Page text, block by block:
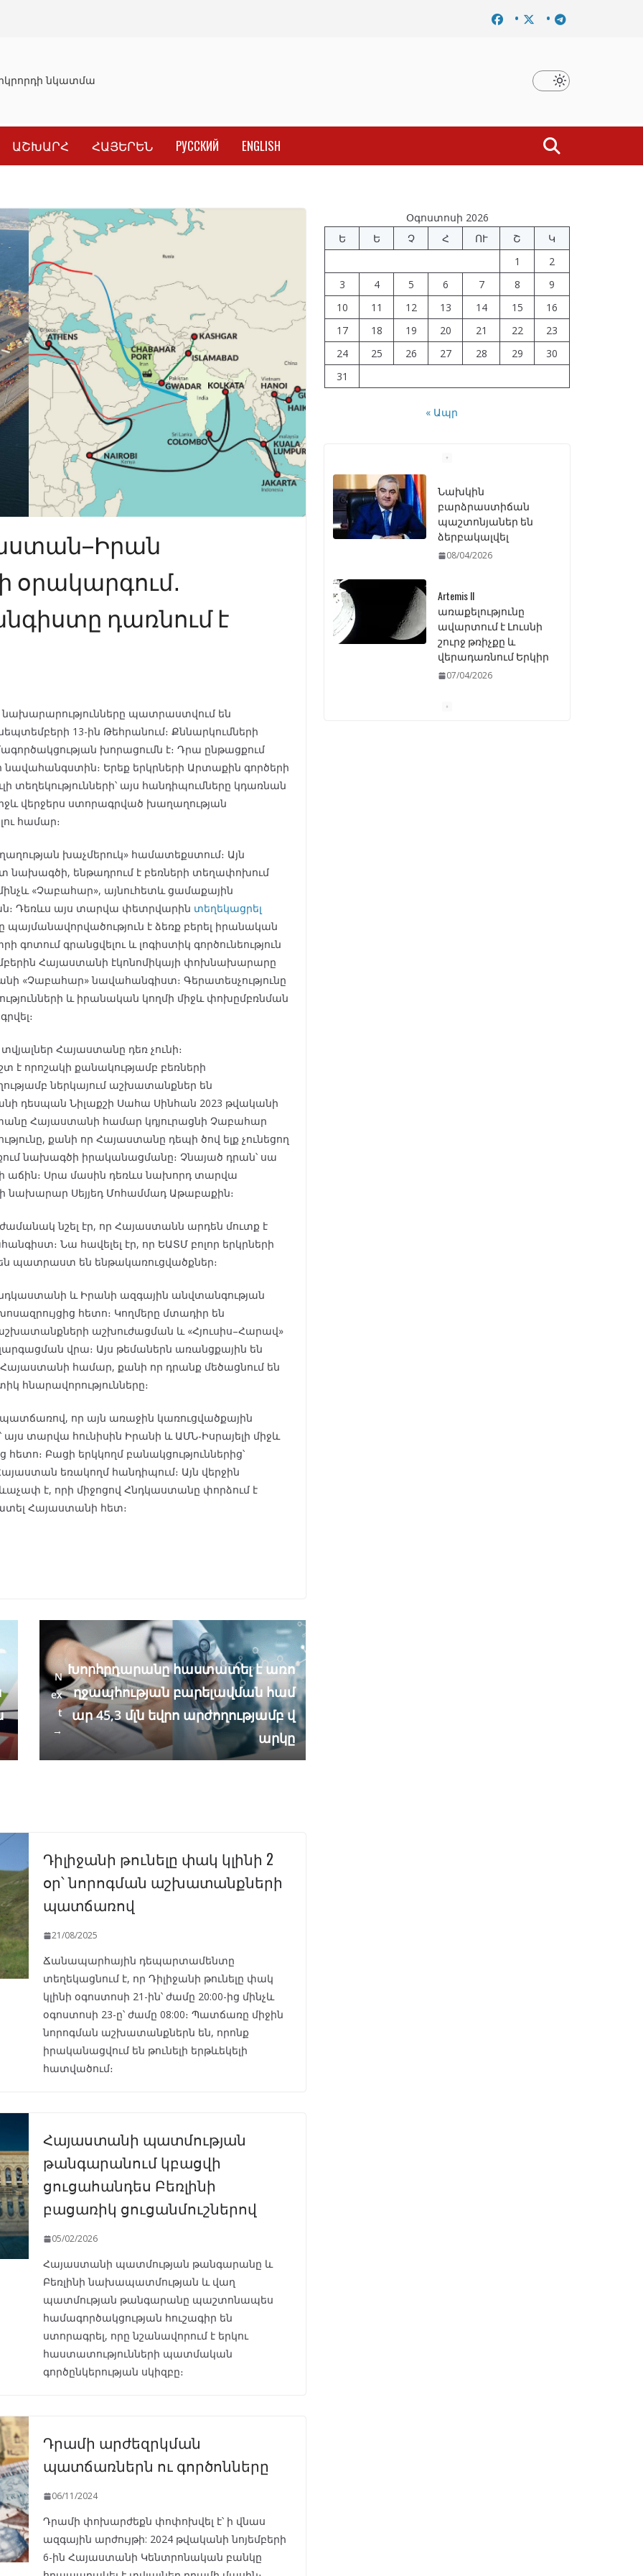
նկատմամբ սահմանափակման վերացման որոշումը Նախկին բարձրաստիճան պաշտոնյաներ են
ԱՇԽԱՐՀ ՀԱՅԵՐԵՆ РУССКИЙ ENGLISH
օրակարգում․
դառնում է
պատրաստվում են
13-ին Թեհրանում։ Քննարկումների
խորացումն է։ Դրա ընթացքում
Երեք երկրների Արտաքին գործերի
տեղեկությունների՝ այս հանդիպումները կդառնան
վերջերս ստորագրված խաղաղության
համար։
խաչմերուկ» համատեքստում։ Այն
նախագծի, ենթադրում է բեռների տեղափոխում
«Չաբահար», այնուհետև ցամաքային
Դեռևս այս տարվա փետրվարին տեղեկացրել
պայմանավորվածություն է ձեռք բերել իրանական
գրանցվելու և լոգիստիկ գործունեություն
Հայաստանի էկոնոմիկայի փոխնախարարը
«Չաբահար» նավահանգիստ։ Գերատեսչությունը
և իրանական կողմի միջև փոխըմբռնման
Հայաստանը դեռ չունի։
է որոշակի քանակությամբ բեռների
ներկայում աշխատանքներ են
դեսպան Նիլաքշի Սահա Սինհան 2023 թվականի
Հայաստանի համար կդյուրացնի Չաբահար
քանի որ Հայաստանը դեպի ծով ելք չունեցող
նախագծի իրականացմանը։ Չնայած դրան՝ սա
Սրա մասին դեռևս նախորդ տարվա
նախարար Սեյյեդ Մոհամմադ Աթաբաքին։
նշել էր, որ Հայաստանն արդեն մուտք է
Նա հավելել էր, որ ԵԱՏՄ բոլոր երկրների
պատրաստ են ենթակառուցվածքներ։
և Իրանի ազգային անվտանգության
հետո։ Կողմերը մտադիր են
աշխուժացման և «Հյուսիս–Հարավ»
վրա։ Այս թեմաներն առանցքային են
համար, քանի որ դրանք մեծացնում են
հնարավորությունները։
որ այն առաջին կառուցվածքային
այս տարվա հունիսին Իրանի և ԱՄՆ-Իսրայելի միջև
Բացի երկկողմ բանակցություններից՝
եռակողմ հանդիպում։ Այն վերջին
է, որի միջոցով Հնդկաստանը փորձում է
Հայաստանի հետ։
N
ex
t
→
Խորհրդարանը հաստատել է առո
ղջապհության բարելավման համ
ար 45,3 մլն եվրո արժողությամբ վ
արկը
Դիլիջանի թունելը փակ կլինի 2
օր՝ նորոգման աշխատանքների
պատճառով
21/08/2025
Ճանապարհային դեպարտամենտը
տեղեկացնում է, որ Դիլիջանի թունելը փակ
կլինի օգոստոսի 21-ին՝ ժամը 20:00-ից մինչև
օգոստոսի 23-ը՝ ժամը 08:00։ Պատճառը միջին
նորոգման աշխատանքներն են, որոնք
իրականացվում են թունելի երթևեկելի
հատվածում։
Հայաստանի պատմության
թանգարանում կբացվի
ցուցահանդես Բեռլինի
բացառիկ ցուցանմուշներով
05/02/2026
Հայաստանի պատմության թանգարանը և
Բեռլինի նախապատմության և վաղ
պատմության թանգարանը պաշտոնապես
համագործակցության հուշագիր են
ստորագրել, որը նշանավորում է երկու
հաստատությունների պատմական
գործընկերության սկիզբը։
Դրամի արժեզրկման
պատճառներն ու գործոնները
06/11/2024
Դրամի փոխարժեքն փոփոխվել է՝ ի վնաս
ազգային արժույթի: 2024 թվականի նոյեմբերի
6-ին Հայաստանի Կենտրոնական բանկը
Օգոստոսի 2026
Ե
Ե Չ Հ ՈՒ Շ
Կ
1
2
3
4 5 6 7 8
9
10
11 12 13 14 15
16
17
18 19 20 21 22
23
24
25 26 27 28 29
30
31
« Ապր
Նախկին
բարձրաստիճան
պաշտոնյաներ են
ձերբակալվել
08/04/2026
Artemis II
առաքելությունը
ավարտում է Լուսնի
շուրջ թռիչքը և
վերադառնում Երկիր
07/04/2026
ԱԺ–ում առաջին